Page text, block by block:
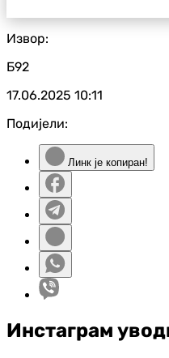
Извор:
Б92
17.06.2025 10:11
Подијели:
Линк је копиран!
Инстаграм